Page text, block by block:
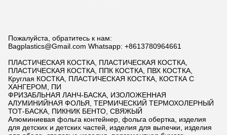
Пожалуйста, обратитесь к нам:
Bagplastics@Gmail.com Whatsapp: +8613780964661
ПЛАСТИЧЕСКАЯ КОСТКА, ПЛАСТИЧЕСКАЯ КОСТКА,
ПЛАСТИЧЕСКАЯ КОСТКА, ППК КОСТКА, ПВХ КОСТКА,
Круглая КОСТКА, ПЛАСТИЧЕСКАЯ КОСТКА, КОСТКА С
ХАНГЕРОМ, ПИ
ФРИЗАБЛЬНАЯ ЛАНЧ-БАСКА, ИЗОЛОЖЕННАЯ
АЛУМИНИЙНАЯ ФОЛЬЯ, ТЕРМИЧЕСКИЙ ТЕРМОХОЛЕРНЫЙ
ТОТ-БАСКА, ПИКНИК БЕНТО, СВЯЖЫЙ
Алюминиевая фольга контейнер, фольга обертка, изделия
для детских и детских частей, изделия для выпечки, изделия